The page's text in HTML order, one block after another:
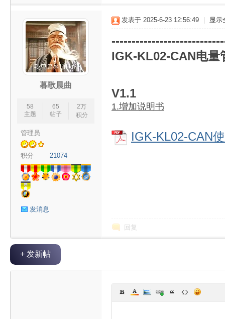
暮歌晨曲
58
主题
65
帖子
2万
积分
管理员
积分 21074
发消息
发表于 2025-6-23 12:56:49 显示
IGK-KL02-CAN电量
V1.1
1.增加说明书
IGK-KL02-CAN
回复
+ 发新帖